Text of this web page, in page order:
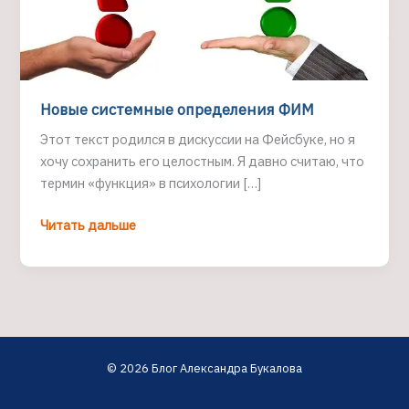
Новые системные определения ФИМ
Этот текст родился в дискуссии на Фейсбуке, но я
хочу сохранить его целостным. Я давно считаю, что
термин «функция» в психологии […]
Новые
определения
Читать дальше
© 2026 Блог Александра Букалова